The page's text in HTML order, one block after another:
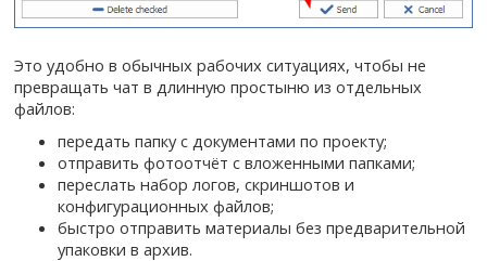
Это удобно в обычных рабочих ситуациях, чтобы не
превращать чат в длинную простыню из отдельных
файлов:
передать папку с документами по проекту;
отправить фотоотчёт с вложенными папками;
переслать набор логов, скриншотов и
конфигурационных файлов;
быстро отправить материалы без предварительной
упаковки в архив.